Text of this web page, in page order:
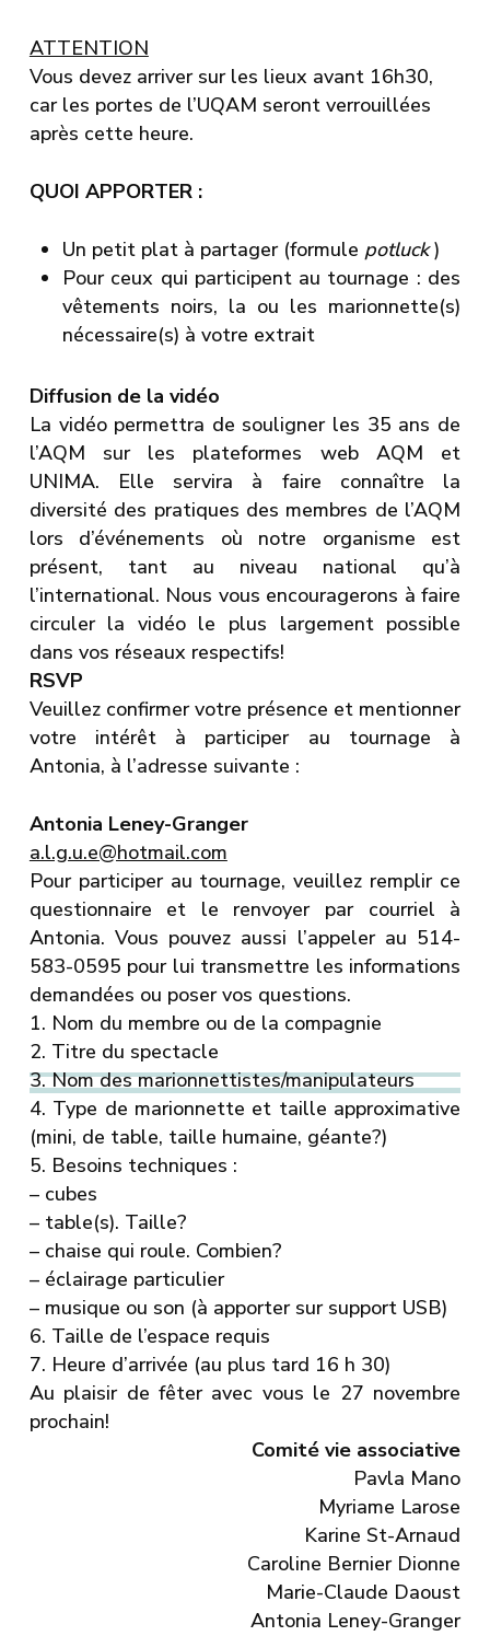
ATTENTION
Vous devez arriver sur les lieux avant 16h30,
car les portes de l’UQAM seront verrouillées
après cette heure.
QUOI APPORTER :
Un petit plat à partager (formule potluck)
Pour ceux qui participent au tournage : des
vêtements noirs, la ou les marionnette(s)
nécessaire(s) à votre extrait
Diffusion de la vidéo
La vidéo permettra de souligner les 35 ans de
l’AQM sur les plateformes web AQM et
UNIMA. Elle servira à faire connaître la
diversité des pratiques des membres de l’AQM
lors d’événements où notre organisme est
présent, tant au niveau national qu’à
l’international. Nous vous encouragerons à faire
circuler la vidéo le plus largement possible
dans vos réseaux respectifs!
RSVP
Veuillez confirmer votre présence et mentionner
votre intérêt à participer au tournage à
Antonia, à l’adresse suivante :
Antonia Leney-Granger
a.l.g.u.e@hotmail.com
Pour participer au tournage, veuillez remplir ce
questionnaire et le renvoyer par courriel à
Antonia. Vous pouvez aussi l’appeler au 514-
583-0595 pour lui transmettre les informations
demandées ou poser vos questions.
1. Nom du membre ou de la compagnie
2. Titre du spectacle
3. Nom des marionnettistes/manipulateurs
4. Type de marionnette et taille approximative
(mini, de table, taille humaine, géante?)
5. Besoins techniques :
– cubes
– table(s). Taille?
– chaise qui roule. Combien?
– éclairage particulier
– musique ou son (à apporter sur support USB)
6. Taille de l’espace requis
7. Heure d’arrivée (au plus tard 16 h 30)
Au plaisir de fêter avec vous le 27 novembre
prochain!
Comité vie associative
Pavla Mano
Myriame Larose
Karine St-Arnaud
Caroline Bernier Dionne
Marie-Claude Daoust
Antonia Leney-Granger